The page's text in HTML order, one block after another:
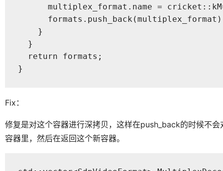
multiplex_format.name =
    }
  }
  return formats;
}
Fix：
修复是对这个容器进行深拷贝，这样在push_back的时候不
容器里，然后在返回这个新容器。